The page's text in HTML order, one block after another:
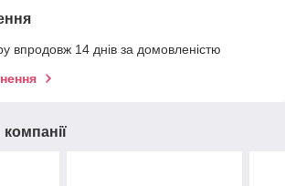
впродовж 14 днів за домовленістю